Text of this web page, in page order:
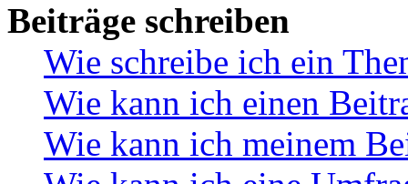
Beiträge schreiben
Wie schreibe ich ein
Wie kann ich einen
Wie kann ich meinem